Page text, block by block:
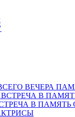
ВЕЧЕРА
В